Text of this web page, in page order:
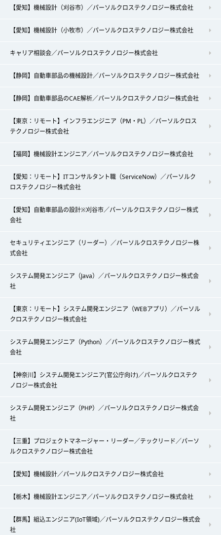
【愛知】機械設計（刈谷市）／パーソルクロステクノロジー株式会社
【愛知】機械設計（小牧市）／パーソルクロステクノロジー株式会社
キャリア相談会／パーソルクロステクノロジー株式会社
【静岡】自動車部品の機械設計／パーソルクロステクノロジー株式会社
【静岡】自動車部品のCAE解析／パーソルクロステクノロジー株式会社
【東京：リモート】インフラエンジニア（PM・PL）／パーソルクロス
テクノロジー株式会社
【福岡】機械設計エンジニア／パーソルクロステクノロジー株式会社
【愛知：リモート】ITコンサルタント職（ServiceNow）／パーソルク
ロステクノロジー株式会社
【愛知】自動車部品の設計※刈谷市／パーソルクロステクノロジー株式
会社
セキュリティエンジニア（リーダー）／パーソルクロステクノロジー株
式会社
システム開発エンジニア（Java）／パーソルクロステクノロジー株式会
社
【東京：リモート】システム開発エンジニア（WEBアプリ）／パーソル
クロステクノロジー株式会社
システム開発エンジニア（Python）／パーソルクロステクノロジー株式
会社
【神奈川】システム開発エンジニア(官公庁向け)／パーソルクロステク
ノロジー株式会社
システム開発エンジニア（PHP）／パーソルクロステクノロジー株式会
社
【三重】プロジェクトマネージャー・リーダー／テックリード／パーソ
ルクロステクノロジー株式会社
【愛知】機械設計／パーソルクロステクノロジー株式会社
【栃木】機械設計エンジニア／パーソルクロステクノロジー株式会社
【群馬】組込エンジニア(IoT領域)／パーソルクロステクノロジー株式会
社